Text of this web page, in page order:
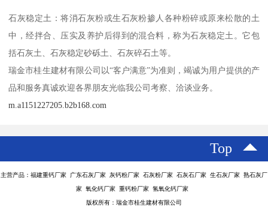
石灰稳定土：将消石灰粉或生石灰粉掺人各种粉碎或原来松散的土
中，经拌合、压实及养护后得到的混合料，称为石灰稳定土。它包
括石灰土、石灰稳定砂砾土、石灰碎石土等。
瑞金市桂生建材有限公司以“客户满意”为准则，竭诚为用户提供的产
品和服务真诚欢迎各界朋友光临我公司考察、洽谈业务。
m.a1151227205.b2b168.com
Top
主营产品：福建重钙厂家 广东石灰厂家 灰钙粉厂家 石灰粉厂家 石灰石厂家 生石灰厂家 熟石灰厂
家 氧化钙厂家 重钙粉厂家 氢氧化钙厂家
版权所有：瑞金市桂生建材有限公司